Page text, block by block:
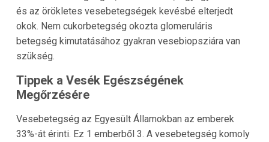
és az örökletes vesebetegségek kevésbé elterjedt
okok. Nem cukorbetegség okozta glomeruláris
betegség kimutatásához gyakran vesebiopsziára van
szükség.
Tippek a Vesék Egészségének
Megőrzésére
Vesebetegség az Egyesült Államokban az emberek
33%-át érinti. Ez 1 emberből 3. A vesebetegség komoly